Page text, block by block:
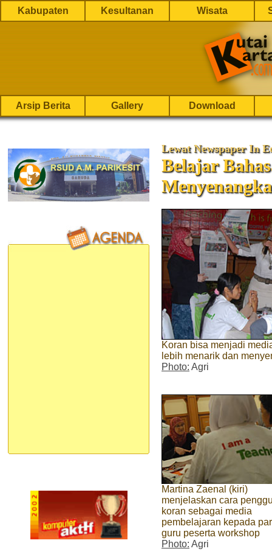
Kabupaten Kesultanan Wisata
Arsip Berita Gallery Download
Lewat Newspaper In
Belajar
Koran bisa menjadi
lebih menarik dan
Photo: Agri
Martina Zaenal (kiri)
menjelaskan cara
koran sebagai media
pembelajaran kepada
guru peserta workshop
Photo: Agri